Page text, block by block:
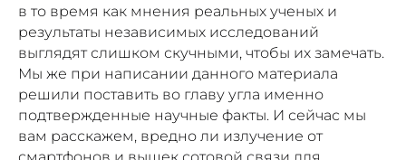
в то время как мнения реальных ученых и
результаты независимых исследований
выглядят слишком скучными, чтобы их замечать.
Мы же при написании данного материала
решили поставить во главу угла именно
подтвержденные научные факты. И сейчас мы
вам расскажем, вредно ли излучение от